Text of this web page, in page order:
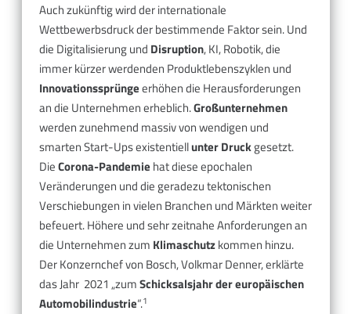
Auch zukünftig wird der internationale
Wettbewerbsdruck der bestimmende Faktor sein. Und
die Digitalisierung und Disruption, KI, Robotik, die
immer kürzer werdenden Produktlebenszyklen und
Innovationssprüngeerhöhen die Herausforderungen
an die Unternehmen erheblich.Großunternehmen
werden zunehmend massiv von wendigen und
smarten Start-Ups existentiellunter Druckgesetzt.
DieCorona-Pandemie hat diese epochalen
Veränderungen und die geradezu tektonischen
Verschiebungen in vielen Branchen und Märkten weiter
befeuert. Höhere und sehr zeitnahe Anforderungen an
die Unternehmen zum Klimaschutzkommen hinzu.
Der Konzernchef von Bosch, Volkmar Denner, erklärte
das Jahr 2021 „zumSchicksalsjahr der europäischen
Automobilindustrie“.1